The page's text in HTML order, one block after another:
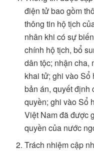
điện tử bao gồm
thông tin hộ tịch
nhân khi có sự
chính hộ tịch, bổ
dân tộc; nhận cha,
khai tử; ghi vào Sổ
bản án, quyết định
quyền; ghi vào Sổ
Việt Nam đã được
quyền của nước
Trách nhiệm cập